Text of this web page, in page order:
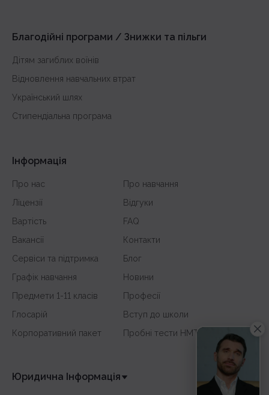
Благодійні програми / Знижки та пільги
Дітям загиблих воїнів
Відновлення навчальних втрат
Український шлях
Стипендіальна програма
Інформація
Про нас
Про навчання
Ліцензії
Відгуки
Вартість
FAQ
Вакансії
Контакти
Сервіси та підтримка
Блог
Графік навчання
Новини
Предмети 1-11 класів
Професії
Глосарій
Вступ до школи
Корпоративний пакет
Пробні тести НМТ
Юридична Інформація